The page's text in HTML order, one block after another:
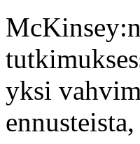
yksi